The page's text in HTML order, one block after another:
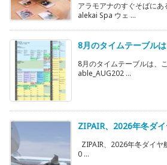
アラモアナのすぐそばに
alekai Spa ウェ ...
8月のタイムテーブル
8月のタイムテーブルは、
able_AUG202 ...
ZIPAIR、2026年冬ダ
ZIPAIR、2026年冬ダイヤ
0 ...